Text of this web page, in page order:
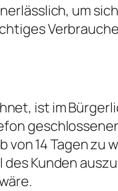
um
ist im
14 Tagen zu
Kunden